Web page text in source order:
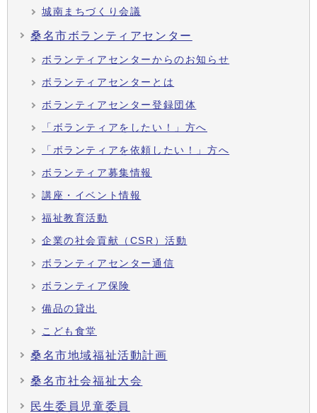
城南まちづくり会議
桑名市ボランティアセンター
ボランティアセンターからのお知らせ
ボランティアセンターとは
ボランティアセンター登録団体
「ボランティアをしたい！」方へ
「ボランティアを依頼したい！」方へ
ボランティア募集情報
講座・イベント情報
福祉教育活動
企業の社会貢献（CSR）活動
ボランティアセンター通信
ボランティア保険
備品の貸出
こども食堂
桑名市地域福祉活動計画
桑名市社会福祉大会
民生委員児童委員